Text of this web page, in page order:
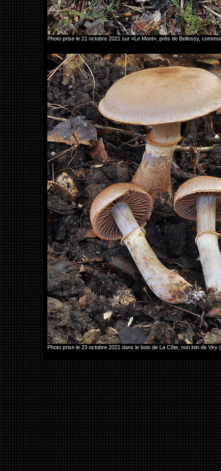
Photo prise le 21 octobre 2021 sur «Le Mont», près de Bellossy,
Photo prise le 23 octobre 2021 dans le bois de La Côte, non loin de